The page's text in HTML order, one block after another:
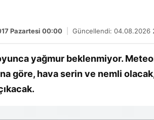
Pazartesi 00:00 Güncellendi: 04.08.2026
yağmur beklenmiyor.
göre, hava serin ve nemli